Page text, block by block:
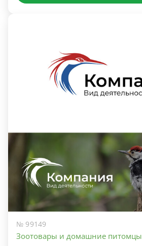
№ 99149
Зоотовары и домашние питомцы